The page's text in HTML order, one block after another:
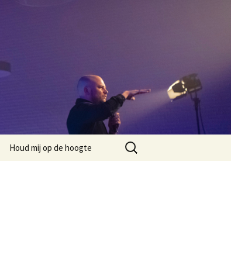
Houd mij op de hoogte
Zoeken
naar: